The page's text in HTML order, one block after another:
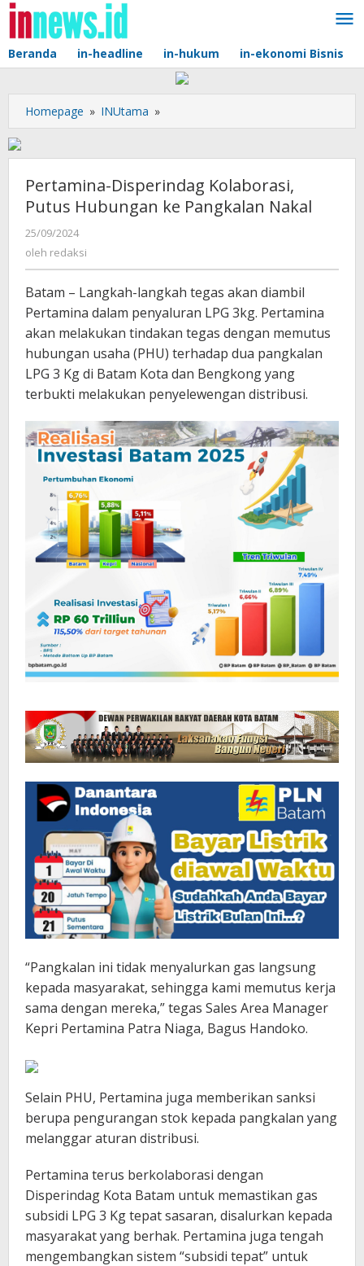
Lewati
konten
Beranda in-headline in-hukum in-ekonomi Bisnis
Homepage » INUtama »
Disperindag
Putus
Hubungan
ke
Pangkalan
Pertamina-Disperindag Kolaborasi,
Putus Hubungan ke Pangkalan Nakal
25/09/2024
redaksi
oleh redaksi
Batam – Langkah-langkah tegas akan diambil
Pertamina dalam penyaluran LPG 3kg. Pertamina
akan melakukan tindakan tegas dengan memutus
hubungan usaha (PHU) terhadap dua pangkalan
LPG 3 Kg di Batam Kota dan Bengkong yang
terbukti melakukan penyelewengan distribusi.
“Pangkalan ini tidak menyalurkan gas langsung
kepada masyarakat, sehingga kami memutus kerja
sama dengan mereka,” tegas Sales Area Manager
Kepri Pertamina Patra Niaga, Bagus Handoko.
Selain PHU, Pertamina juga memberikan sanksi
berupa pengurangan stok kepada pangkalan yang
melanggar aturan distribusi.
Pertamina terus berkolaborasi dengan
Disperindag Kota Batam untuk memastikan gas
subsidi LPG 3 Kg tepat sasaran, disalurkan kepada
masyarakat yang berhak. Pertamina juga tengah
mengembangkan sistem “subsidi tepat” untuk